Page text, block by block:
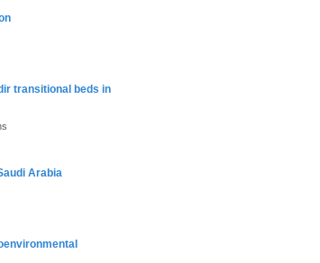
transitional beds in
Arabia